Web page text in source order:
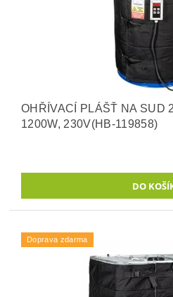
OHŘÍVACÍ PLÁŠŤ NA SUD
1200W, 230V(HB-119858)
Doprava zdarma